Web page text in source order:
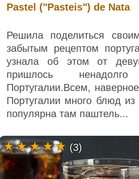
Pastel ("Pasteis") de Nata
Решила поделиться
забытым рецептом
узнала об этом от
пришлось
Португалии.Всем,
Португалии много блюд из
популярна там паштель...
(3)